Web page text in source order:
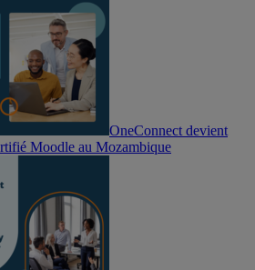
OneConnect devient
Moodle au Mozambique